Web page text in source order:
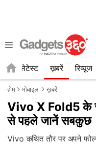
लेटेस्ट ख़बरें रिव्यूज
होम मोबाइल ख़बरें
Vivo X Fold5 के
से पहले जानें सबकुछ
Vivo कथित तौर पर अपने